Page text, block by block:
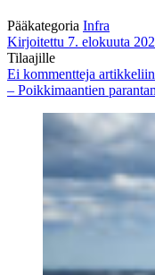
Pääkategoria Infra
Kirjoitettu 7. elokuuta
Tilaajille
Ei kommentteja
– Poikkimaantien